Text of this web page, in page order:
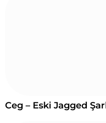
Ceg – Eski Jagged